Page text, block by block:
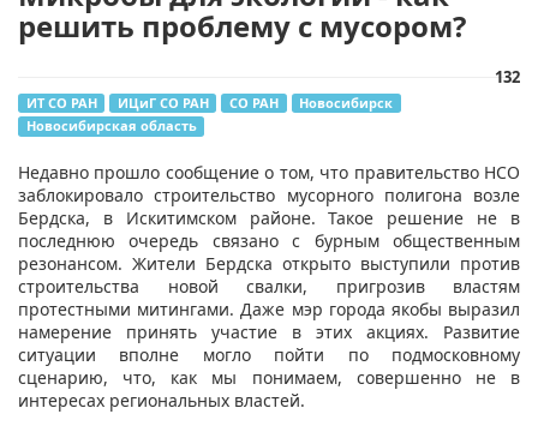
решить проблему с мусором?
132
ИТ СО РАН ИЦиГ СО РАН СО РАН
Новосибирск
Новосибирская область
Недавно прошло сообщение о том, что правительство НСО
заблокировало строительство мусорного полигона возле
Бердска, в Искитимском районе. Такое решение не в
последнюю очередь связано с бурным общественным
резонансом. Жители Бердска открыто выступили против
строительства новой свалки, пригрозив властям
протестными митингами. Даже мэр города якобы выразил
намерение принять участие в этих акциях. Развитие
ситуации вполне могло пойти по подмосковному
сценарию, что, как мы понимаем, совершенно не в
интересах региональных властей.